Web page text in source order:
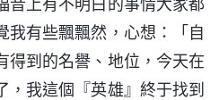
我有些飄飄然，心想：「自
得到的名譽、地位，今天在
，我這個『英雄』終于找到